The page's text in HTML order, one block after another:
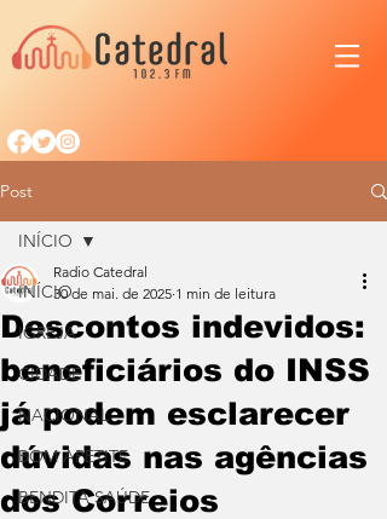
Post
INÍCIO
IGREJA
CIDADE
NACIONAL
BOM APETITE
BENDITA SAÚDE
INÍCIO
Descontos indevidos:
beneficiários do INSS
já podem esclarecer
dúvidas nas agências
dos Correios
Radio Catedral
30 de mai. de 2025 1 min de leitura